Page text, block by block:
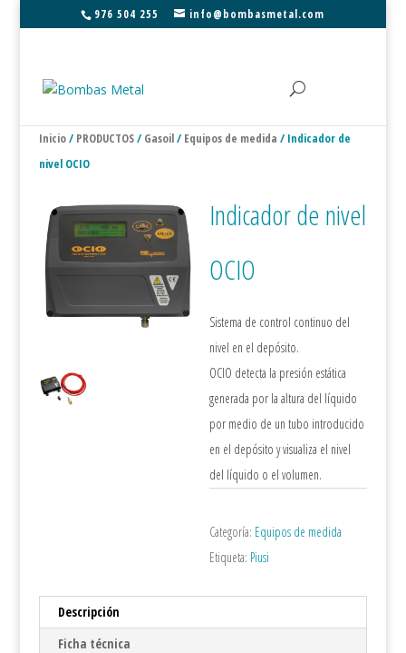
976 504 255 info@bombasmetal.com
Inicio/ PRODUCTOS/ Gasoil/ Equipos de medida / Indicador de
nivel OCIO
Indicador de nivel
OCIO
Sistema de control continuo del
nivel en el depósito.
OCIO detecta la presión estática
generada por la altura del líquido
por medio de un tubo introducido
en el depósito y visualiza el nivel
del líquido o el volumen.
Categoría: Equipos de medida
Etiqueta: Piusi
Descripción
Ficha técnica